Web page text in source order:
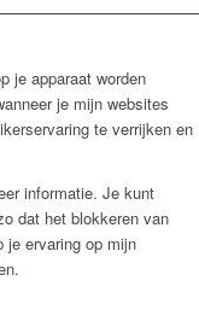
je apparaat worden
je mijn websites
te verrijken en
informatie. Je kunt
dat het blokkeren van
je ervaring op mijn